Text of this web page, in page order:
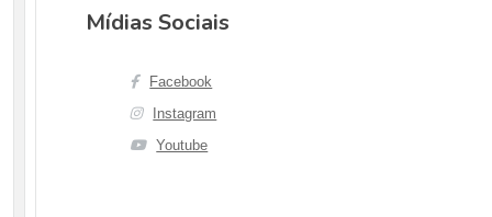
Mídias Sociais
Facebook
Instagram
Youtube